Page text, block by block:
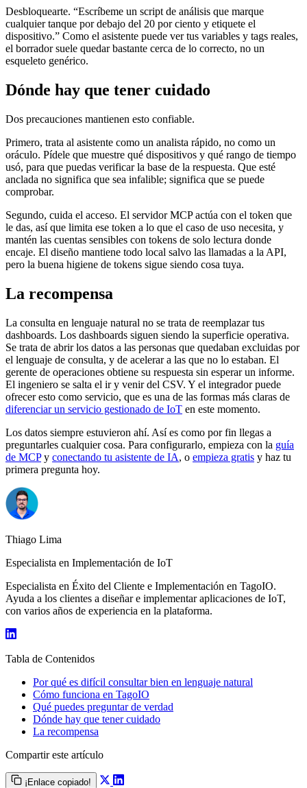
Desbloquearte. “Escríbeme un script de análisis que marque
cualquier tanque por debajo del 20 por ciento y etiquete el
dispositivo.” Como el asistente puede ver tus variables y tags reales,
el borrador suele quedar bastante cerca de lo correcto, no un
esqueleto genérico.
Dónde hay que tener cuidado
Dos precauciones mantienen esto confiable.
Primero, trata al asistente como un analista rápido, no como un
oráculo. Pídele que muestre qué dispositivos y qué rango de tiempo
usó, para que puedas verificar la base de la respuesta. Que esté
anclada no significa que sea infalible; significa que se puede
comprobar.
Segundo, cuida el acceso. El servidor MCP actúa con el token que
le das, así que limita ese token a lo que el caso de uso necesita, y
mantén las cuentas sensibles con tokens de solo lectura donde
encaje. El diseño mantiene todo local salvo las llamadas a la API,
pero la buena higiene de tokens sigue siendo cosa tuya.
La recompensa
La consulta en lenguaje natural no se trata de reemplazar tus
dashboards. Los dashboards siguen siendo la superficie operativa.
Se trata de abrir los datos a las personas que quedaban excluidas por
el lenguaje de consulta, y de acelerar a las que no lo estaban. El
gerente de operaciones obtiene su respuesta sin esperar un informe.
El ingeniero se salta el ir y venir del CSV. Y el integrador puede
ofrecer esto como servicio, que es una de las formas más claras de
diferenciar un servicio gestionado de IoT en este momento.
Los datos siempre estuvieron ahí. Así es como por fin llegas a
preguntarles cualquier cosa. Para configurarlo, empieza con la guía
de MCPy conectando tu asistente de IA, o empieza gratis y haz tu
primera pregunta hoy.
Thiago Lima
Especialista en Implementación de IoT
Especialista en Éxito del Cliente e Implementación en TagoIO.
Ayuda a los clientes a diseñar e implementar aplicaciones de IoT,
con varios años de experiencia en la plataforma.
Tabla de Contenidos
Por qué es difícil consultar bien en lenguaje natural
Cómo funciona en TagoIO
Qué puedes preguntar de verdad
Dónde hay que tener cuidado
La recompensa
Compartir este artículo
¡Enlace copiado!